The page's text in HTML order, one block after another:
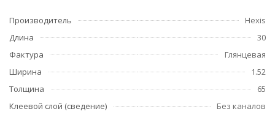
Производитель
Hexis
Длина
30
Фактура
Глянцевая
Ширина
1.52
Толщина
65
Клеевой слой (сведение)
Без каналов